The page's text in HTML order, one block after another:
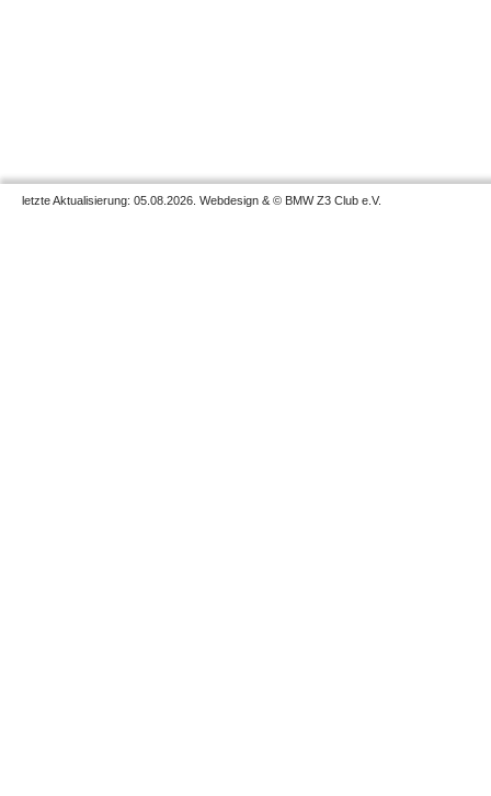
letzte Aktualisierung: 05.08.2026. Webdesign & © BMW Z3 Club e.V.